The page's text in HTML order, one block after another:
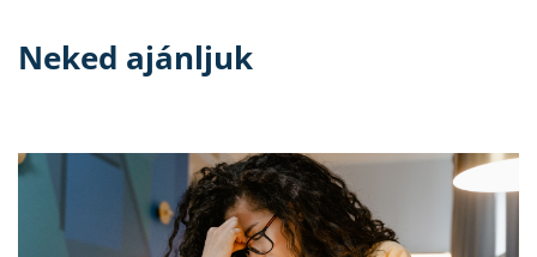
Neked ajánljuk